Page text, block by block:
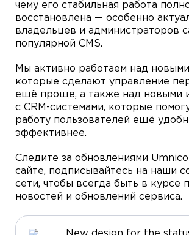
чему его стабильная работа
восстановлена — особенно
владельцев и администраторов
популярной CMS.
Мы активно работаем над
которые сделают управление
ещё проще, а также над новыми
с CRM-системами, которые
работу пользователей ещё
эффективнее.
Следите за обновлениями
сайте, подписывайтесь на наши
сети, чтобы всегда быть в курсе
новостей и обновлений сервиса.